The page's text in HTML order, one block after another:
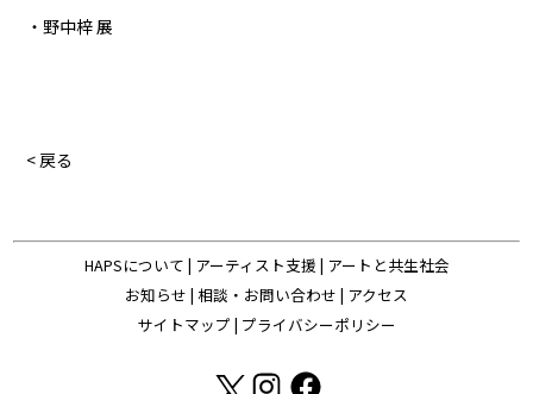
・野中梓 展
< 戻る
HAPSについて | アーティスト支援 | アートと共生社会
お知らせ | 相談・お問い合わせ | アクセス
サイトマップ | プライバシーポリシー